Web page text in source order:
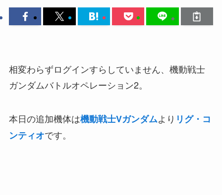
相変わらずログインすらしていません、機動戦士
ガンダムバトルオペレーション2。
本日の追加機体は機動戦士Vガンダムより リグ・コ
ンティオです。